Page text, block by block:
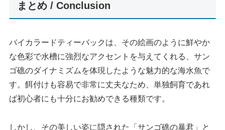
まとめ / Conclusion
バイカラードティーバックは、その絵画のように鮮やか
な色彩で水槽に強烈なアクセントを与えてくれる、サン
ゴ礁のダイナミズムを体現したような魅力的な海水魚で
す。餌付けも容易で非常に丈夫なため、単独飼育であれ
ば初心者にも十分にお勧めできる種類です。
しかし、その美しい姿に隠された「サンゴ礁の暴君」と